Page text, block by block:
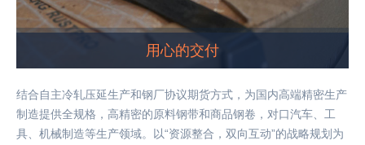
用心的交付
结合自主冷轧压延生产和钢厂协议期货方式，为国内高端精密生产
制造提供全规格，高精密的原料钢带和商品钢卷，对口汽车、工
具、机械制造等生产领域。以“资源整合，双向互动”的战略规划为